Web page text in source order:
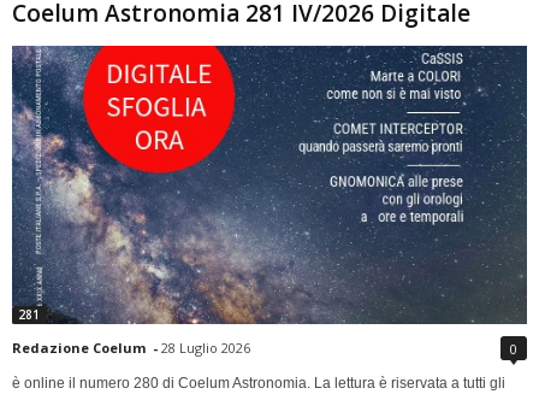
Coelum Astronomia 281 IV/2026 Digitale
281
Redazione Coelum - 28 Luglio 2026 0
è online il numero 280 di Coelum Astronomia. La lettura è riservata a tutti gli